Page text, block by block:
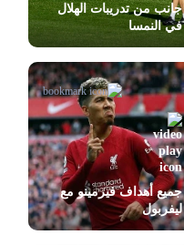
جانب من تدريبات الهلال
في النمسا
جميع أهداف فيرمينو مع
ليفربول